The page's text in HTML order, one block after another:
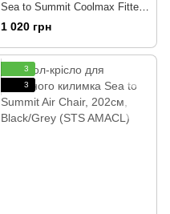
Sea to Summit Coolmax Fitted
Sheet, 200 см, Blue (STS
AMCFSR)
1 020 грн
3
3